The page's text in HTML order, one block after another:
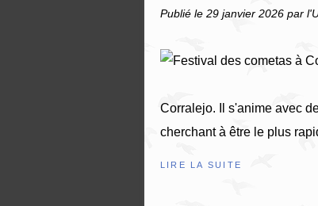
Publié le 29 janvier 2026 par
Corralejo. Il s'anime avec
cherchant à être le plus
LIRE LA SUITE